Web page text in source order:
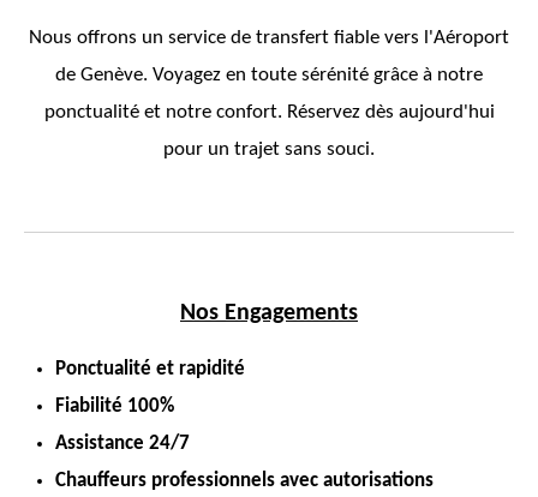
Nous offrons un service de transfert fiable vers l'Aéroport
de Genève. Voyagez en toute sérénité grâce à notre
ponctualité et notre confort. Réservez dès aujourd'hui
pour un trajet sans souci.
Nos Engagements
Ponctualité et rapidité
Fiabilité 100%
Assistance 24/7
Chauffeurs professionnels avec autorisations